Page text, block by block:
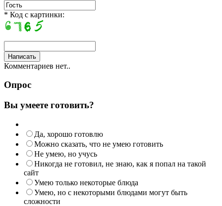
* Код с картинки:
Комментариев нет..
Опрос
Вы умеете готовить?
Да, хорошо готовлю
Можно сказать, что не умею готовить
Не умею, но учусь
Никогда не готовил, не знаю, как я попал на такой
сайт
Умею только некоторые блюда
Умею, но с некоторыми блюдами могут быть
сложности